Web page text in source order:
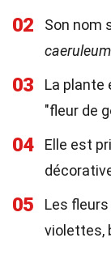
02 Son nom
caeruleum
03
La plante
"fleur de
04
Elle est
05
Les
violettes,